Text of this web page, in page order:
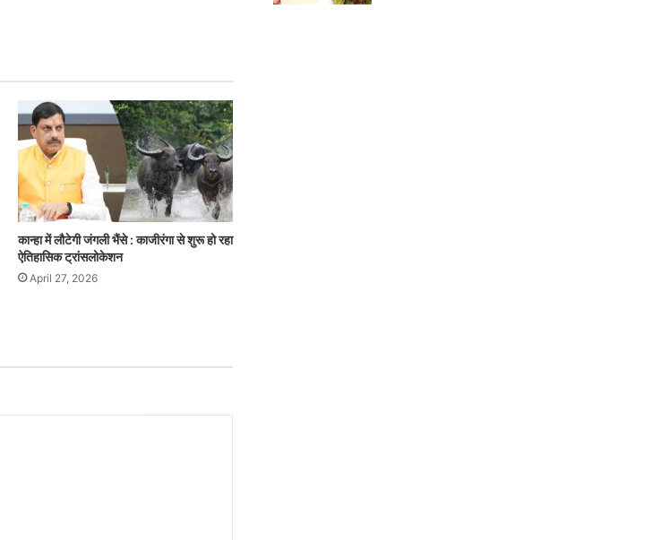
कान्हा में लौटेगी जंगली भैंसे : काजीरंगा से शुरू हो रहा
ऐतिहासिक ट्रांसलोकेशन
April 27, 2026